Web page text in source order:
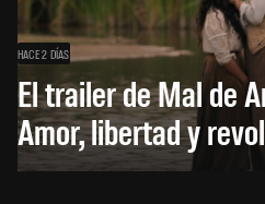
HACE 2 DÍAS
El trailer de Mal de
Amor, libertad y